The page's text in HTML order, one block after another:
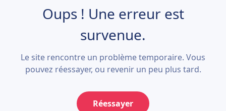
Oups ! Une erreur est
survenue.
Le site rencontre un problème temporaire. Vous
pouvez réessayer, ou revenir un peu plus tard.
Réessayer